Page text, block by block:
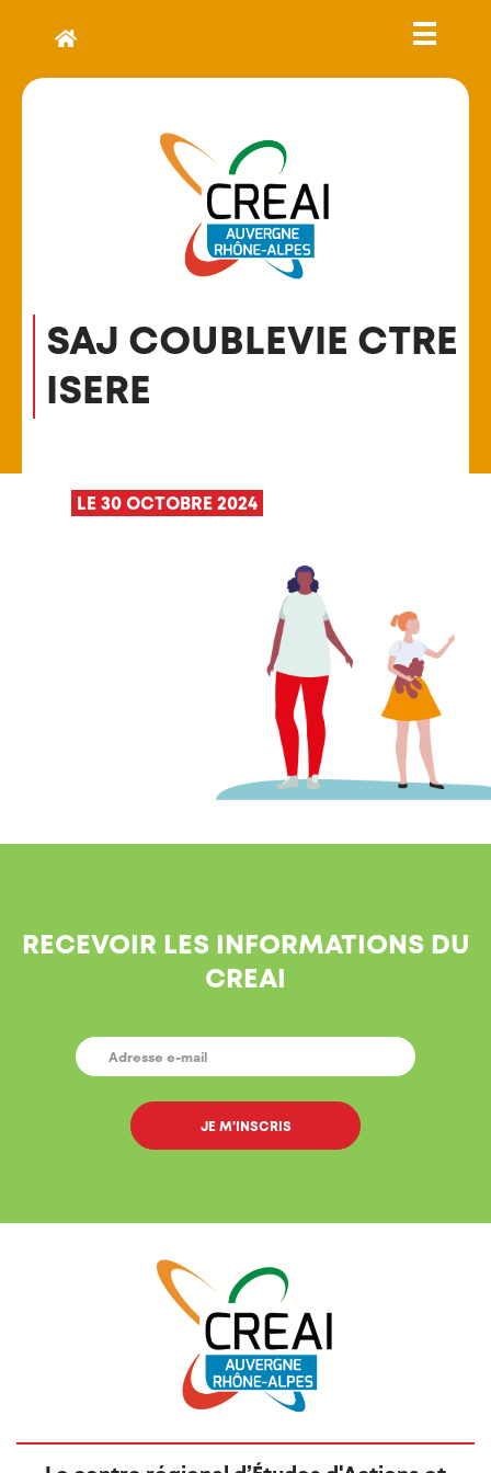
SAJ COUBLEVIE CTRE
ISERE
LE 30 OCTOBRE 2024
RECEVOIR LES INFORMATIONS DU
CREAI
E-
MAIL *